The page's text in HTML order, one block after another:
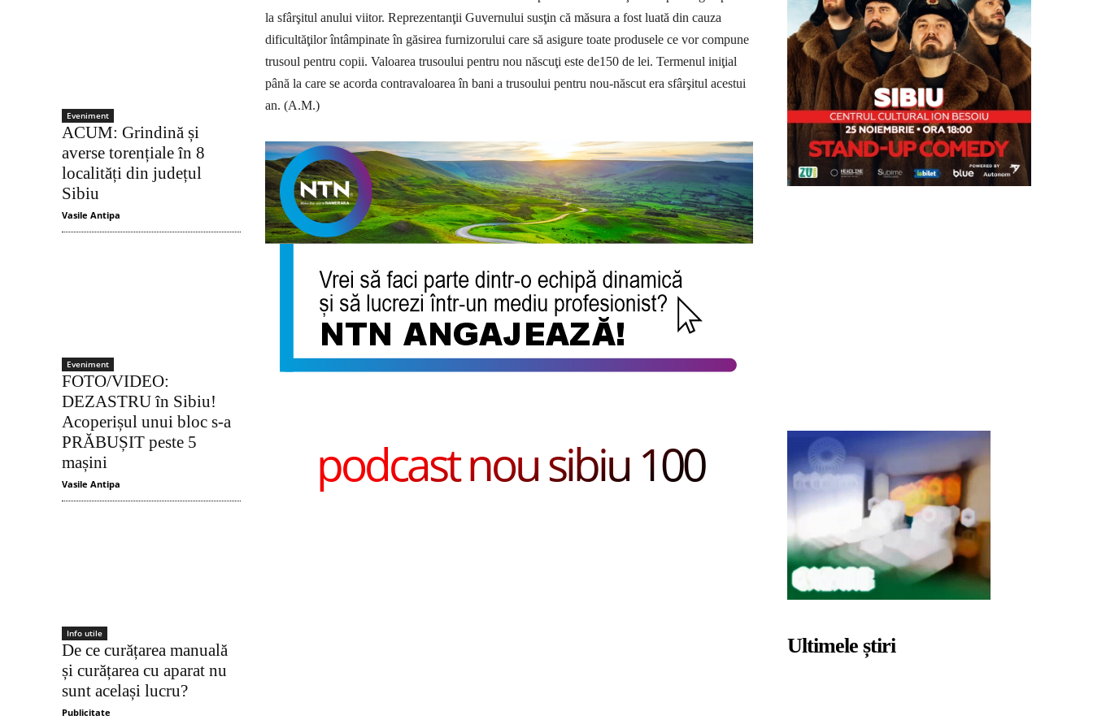
Eveniment
ACUM: Grindină și
averse torențiale în 8
localități din județul
Sibiu
Vasile Antipa
Eveniment
FOTO/VIDEO:
DEZASTRU în Sibiu!
Acoperișul unui bloc s-a
PRĂBUȘIT peste 5
mașini
Vasile Antipa
Info utile
De ce curățarea manuală
și curățarea cu aparat nu
sunt același lucru?
Publicitate
la sfârşitul anului viitor. Reprezentanţii Guvernului susţin că măsura a fost luată din cauza
dificultăţilor întâmpinate în găsirea furnizorului care să asigure toate produsele ce vor compune
trusoul pentru copii. Valoarea trusoului pentru nou născuţi este de150 de lei. Termenul iniţial
până la care se acorda contravaloarea în bani a trusoului pentru nou-născut era sfârşitul acestui
an. (A.M.)
podcast nou sibiu 100
Ultimele știri